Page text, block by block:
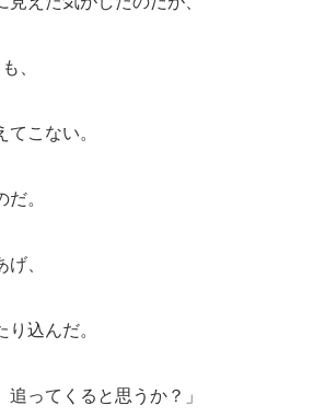
、
こない。
。
、
込んだ。
追ってくると思うか？」